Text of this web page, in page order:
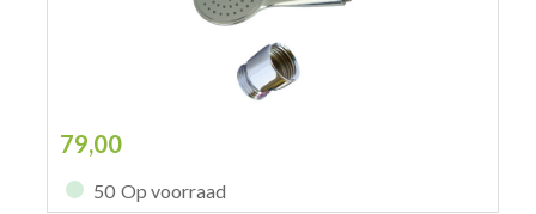
79,00
50 Op voorraad